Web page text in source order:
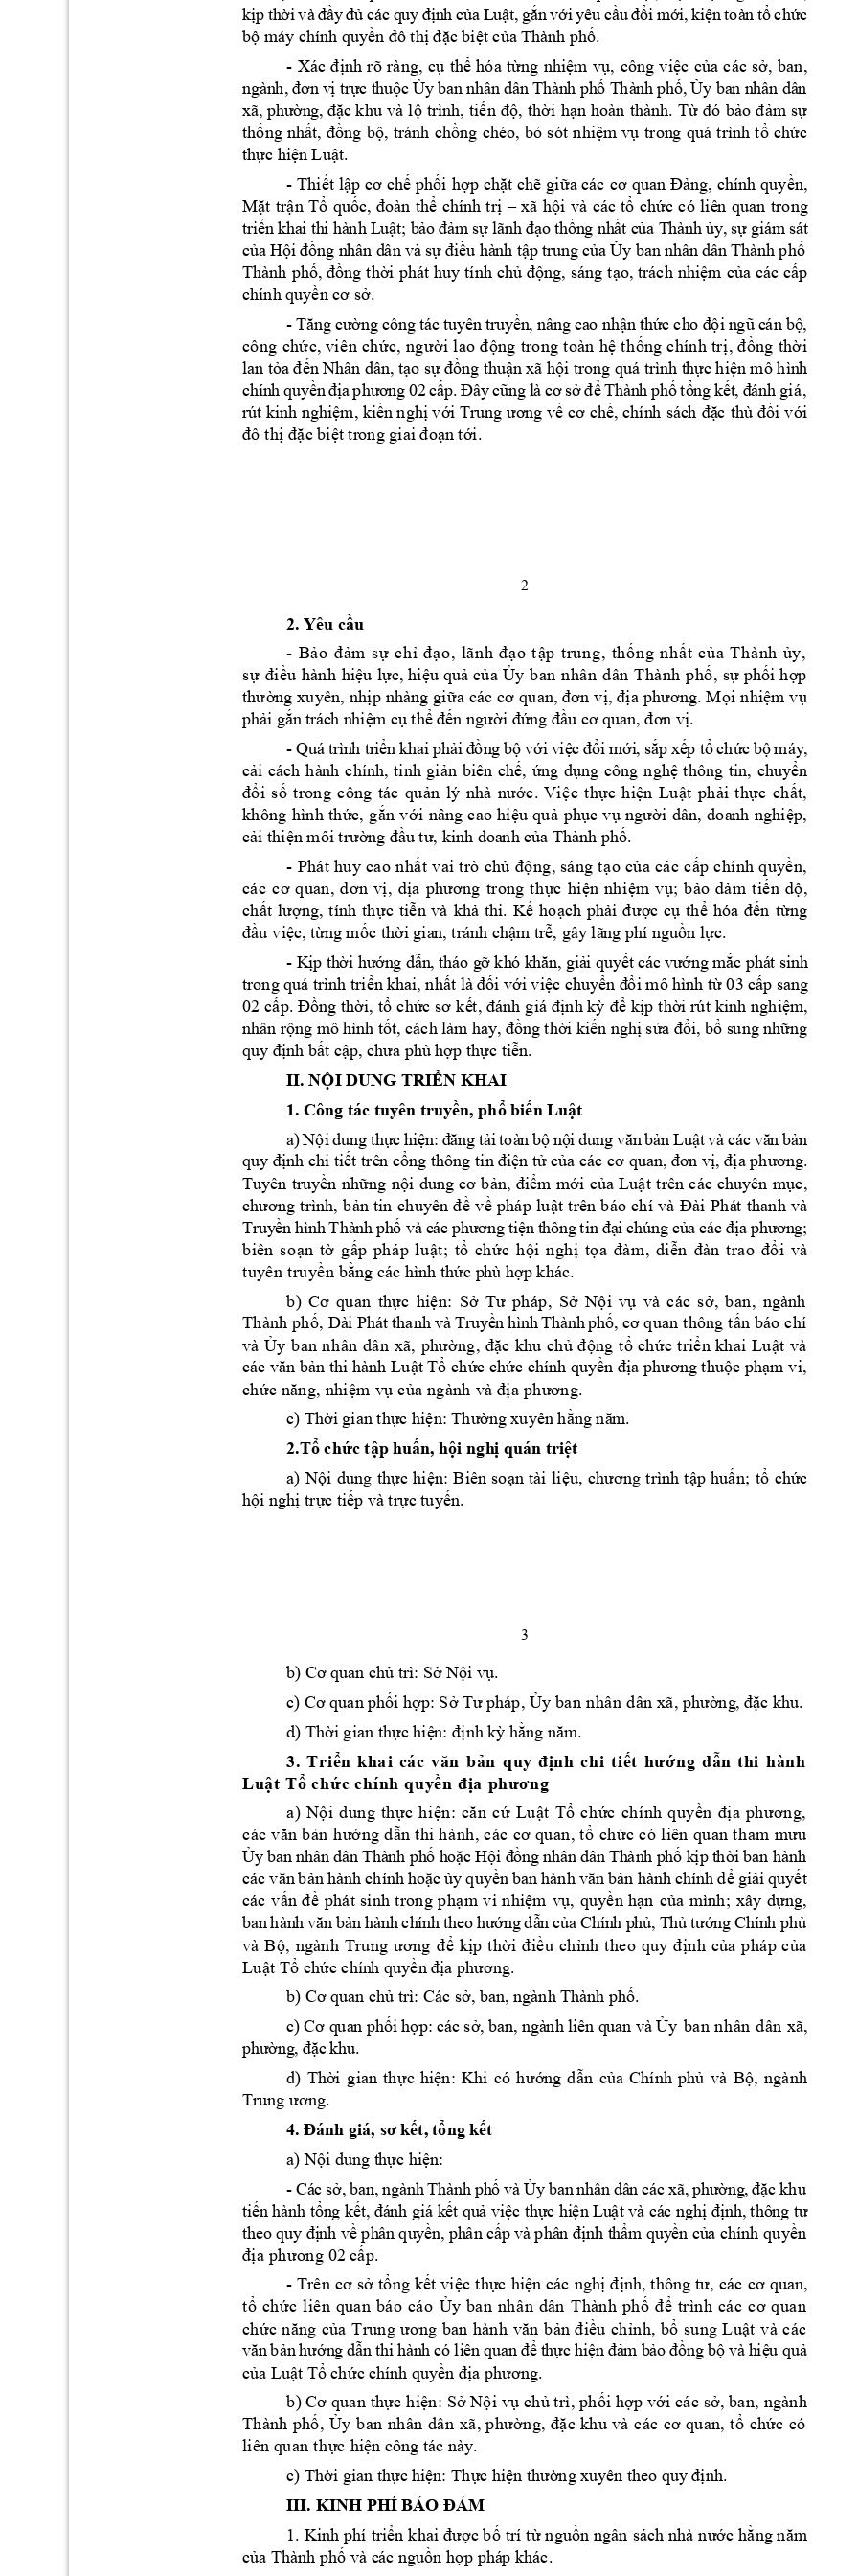
kịp thời vàđầyđủcác quyđịnh củaLuật, gắn vớiyêucầuđổi mới,kiệntoàn tổchức
bộ máy chính quyền đô thị đặc biệt của Thành phố.
- Xác định rõ ràng, cụ thể hóa từng nhiệm vụ, công việc của các sở, ban,
ngành, đơn vị trực thuộc Ủy ban nhân dân Thành phố Thành phố, Ủy ban nhân dân
xã, phường, đặc khu và lộ trình, tiến độ, thời hạn hoàn thành. Từ đó bảo đảm sự
thống nhất, đồng bộ, tránh chồng chéo, bỏ sót nhiệm vụ trong quá trình tổ chức
thực hiện Luật.
- Thiết lập cơ chế phối hợp chặt chẽ giữa các cơ quan Đảng, chính quyền,
Mặt trận Tổ quốc, đoàn thể chính trị – xã hội và các tổ chức có liên quan trong
triển khai thi hành Luật; bảo đảm sự lãnh đạo thống nhất của Thành ủy, sự giám sát
của Hội đồng nhân dân và sự điều hành tập trung của Ủy ban nhân dân Thànhphố
Thành phố, đồng thời phát huy tính chủ động, sáng tạo, trách nhiệm của các cấp
chính quyền cơ sở.
- Tăng cường công tác tuyên truyền, nâng cao nhận thức cho đội ngũ cán bộ,
công chức, viên chức, người lao động trong toàn hệ thống chính trị, đồng thời
lan tỏa đến Nhân dân, tạo sự đồng thuận xã hội trong quá trình thực hiện mô hình
chính quyềnđịaphương 02 cấp. Đâycũng là cơ sởđểThành phốtổngkết, đánh giá,
rút kinh nghiệm, kiếnnghị với Trung ương về cơ chế, chính sách đặc thù đối với
đô thị đặc biệt trong giai đoạn tới.
2
2. Yêu cầu
- Bảo đảm sự chỉ đạo, lãnh đạo tập trung, thống nhất của Thành ủy,
sự điều hành hiệu lực, hiệu quả của Ủy ban nhân dân Thành phố, sự phối hợp
thường xuyên, nhịp nhàng giữa các cơ quan, đơn vị, địa phương. Mọi nhiệm vụ
phải gắn trách nhiệm cụ thể đến người đứng đầu cơ quan, đơn vị.
- Quátrình triển khai phải đồng bộ với việcđổimới, sắp xếp tổchức bộmáy,
cải cách hành chính, tinh giản biên chế, ứng dụng công nghệ thông tin, chuyển
đổi số trong công tác quản lý nhà nước. Việc thực hiện Luật phải thực chất,
không hình thức, gắn với nâng cao hiệu quả phục vụ người dân, doanh nghiệp,
cải thiện môi trường đầu tư, kinh doanh của Thành phố.
- Phát huy cao nhất vai trò chủ động, sáng tạo của các cấp chính quyền,
các cơ quan, đơn vị, địa phương trong thực hiện nhiệm vụ; bảo đảm tiến độ,
chất lượng, tính thực tiễn và khả thi. Kế hoạch phải được cụ thể hóa đến từng
đầu việc, từng mốc thời gian, tránh chậm trễ, gây lãng phí nguồn lực.
- Kịp thời hướng dẫn, tháo gỡ khó khăn, giải quyết các vướng mắc phát sinh
trong quá trình triển khai, nhất là đối với việc chuyển đổi mô hình từ 03 cấp sang
02 cấp. Đồng thời, tổ chức sơ kết, đánh giá định kỳ để kịp thời rút kinh nghiệm,
nhân rộng mô hình tốt, cách làm hay, đồng thời kiến nghị sửa đổi, bổ sung những
quy định bất cập, chưa phù hợp thực tiễn.
II. NỘI DUNG TRIỂN KHAI
1. Công tác tuyên truyền, phổ biến Luật
a)Nộidungthực hiện: đăng tải toàn bộ nội dung văn bảnLuật vàcác văn bản
quy định chi tiết trên cổng thông tin điện tử của các cơ quan, đơn vị, địa phương.
Tuyên truyền những nội dung cơ bản, điểm mới của Luật trên các chuyên mục,
chương trình, bản tin chuyên đề về pháp luật trên báo chí và Đài Phát thanh và
Truyền hình Thành phố và các phương tiện thông tin đại chúng của các địa phương;
biên soạn tờ gấp pháp luật; tổ chức hội nghị tọa đàm, diễn đàn trao đổi và
tuyên truyền bằng các hình thức phù hợp khác.
b) Cơ quan thực hiện: Sở Tư pháp, Sở Nội vụ và các sở, ban, ngành
Thành phố, Đài Phát thanh và Truyền hìnhThành phố, cơ quan thông tấn báo chí
và Ủy ban nhân dân xã, phường, đặc khu chủ động tổ chức triển khai Luật và
các văn bản thi hành Luật Tổ chức chức chính quyền địa phương thuộc phạm vi,
chức năng, nhiệm vụ của ngành và địa phương.
c) Thời gian thực hiện: Thường xuyên hằng năm.
2.Tổ chức tập huấn, hội nghị quán triệt
a) Nội dung thực hiện: Biên soạn tài liệu, chương trình tập huấn; tổ chức
hội nghị trực tiếp và trực tuyến.
3
b) Cơ quan chủ trì: Sở Nội vụ.
c) Cơ quan phối hợp: Sở Tư pháp, Ủy ban nhân dân xã, phường, đặc khu.
d) Thời gian thực hiện: định kỳ hằng năm.
3. Triển khai các văn bản quy định chi tiết hướng dẫn thi hành
Luật Tổ chức chính quyền địa phương
a) Nội dung thực hiện: căn cứ Luật Tổ chức chính quyền địa phương,
các văn bản hướng dẫn thi hành, các cơ quan, tổ chức có liên quan tham mưu
Ủy ban nhân dân Thành phố hoặc Hội đồng nhân dân Thành phố kịp thời ban hành
các văn bản hành chính hoặc ủyquyền ban hành văn bản hành chính để giải quyết
các vấn đề phát sinh trong phạm vi nhiệm vụ, quyền hạn của mình; xây dựng,
ban hành vănbản hànhchính theo hướngdẫn củaChính phủ, Thủ tướngChính phủ
và Bộ, ngành Trung ương để kịp thời điều chỉnh theo quy định của pháp của
Luật Tổ chức chính quyền địa phương.
b) Cơ quan chủ trì: Các sở, ban, ngành Thành phố.
c) Cơ quan phốihợp: các sở, ban, ngành liên quan và Ủy ban nhân dân xã,
phường, đặckhu.
d) Thời gian thực hiện: Khi có hướng dẫn của Chính phủ và Bộ, ngành
Trung ương.
4. Đánh giá, sơ kết, tổng kết
a) Nội dung thực hiện:
- Các sở,ban,ngànhThànhphốvà Ủy bannhândân các xã, phường, đặc khu
tiến hành tổng kết, đánh giá kết quả việc thực hiện Luật và các nghị định, thông tư
theo quy định về phân quyền, phân cấp và phân định thẩm quyền của chính quyền
địa phương 02 cấp.
- Trên cơ sở tổng kết việc thực hiện các nghị định, thông tư, các cơ quan,
tổ chức liên quan báo cáo Ủy ban nhân dân Thành phố để trình các cơ quan
chức năng của Trung ương ban hành văn bản điều chỉnh, bổ sung Luật và các
văn bảnhướng dẫnthi hành có liên quan để thựchiện đảm bảođồng bộ và hiệu quả
của Luật Tổ chức chính quyền địa phương.
b) Cơ quan thực hiện: Sở Nội vụ chủ trì, phối hợp với các sở, ban, ngành
Thành phố, Ủy ban nhân dân xã, phường, đặc khu và các cơ quan, tổ chức có
liên quan thực hiện công tác này.
c) Thời gian thực hiện: Thực hiện thường xuyên theo quy định.
III. KINH PHÍ BẢO ĐẢM
1. Kinh phí triển khai được bố trí từ nguồn ngân sách nhà nước hằng năm
của Thành phố và các nguồn hợp pháp khác.